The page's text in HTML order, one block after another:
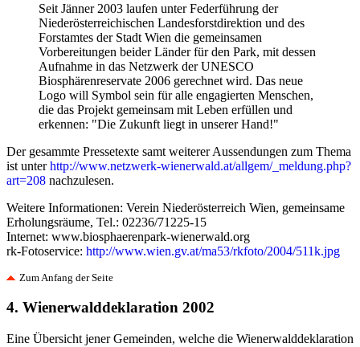
Seit Jänner 2003 laufen unter Federführung der
Niederösterreichischen Landesforstdirektion und des
Forstamtes der Stadt Wien die gemeinsamen
Vorbereitungen beider Länder für den Park, mit dessen
Aufnahme in das Netzwerk der UNESCO
Biosphärenreservate 2006 gerechnet wird. Das neue
Logo will Symbol sein für alle engagierten Menschen,
die das Projekt gemeinsam mit Leben erfüllen und
erkennen: "Die Zukunft liegt in unserer Hand!"
Der gesammte Pressetexte samt weiterer Aussendungen zum Thema
ist unterhttp://www.netzwerk-wienerwald.at/allgem/_meldung.php?
art=208 nachzulesen.
Weitere Informationen: Verein Niederösterreich Wien, gemeinsame
Erholungsräume, Tel.: 02236/71225-15
Internet: www.biosphaerenpark-wienerwald.org
rk-Fotoservice: http://www.wien.gv.at/ma53/rkfoto/2004/511k.jpg
Zum Anfang der Seite
4. Wienerwalddeklaration 2002
Eine Übersicht jener Gemeinden, welche die Wienerwalddeklaration